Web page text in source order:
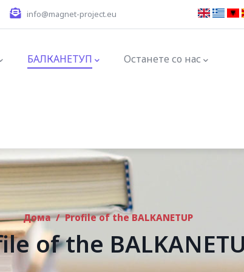
info@magnet-project.eu
БАЛКАНЕТУП Останете со нас
Дома / Profile of the BALKANETUP
of the